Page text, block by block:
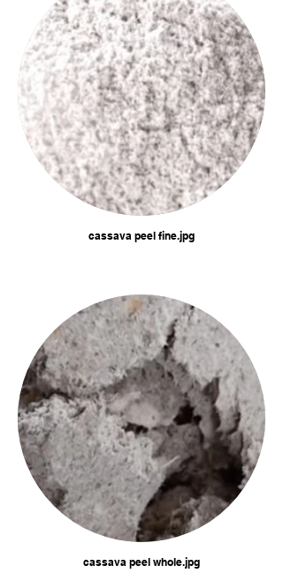
cassava peel fine.jpg
cassava peel whole.jpg